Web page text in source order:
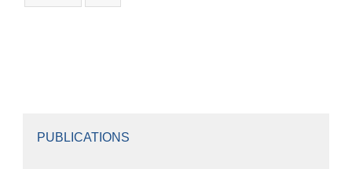
PUBLICATIONS